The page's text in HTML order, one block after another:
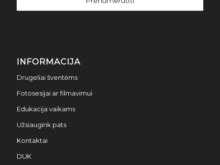
INFORMACIJA
Drugeliai šventėms
Fotosesijai ar filmavimui
Edukacija vaikams
Užsiaugink pats
Kontaktai
DUK